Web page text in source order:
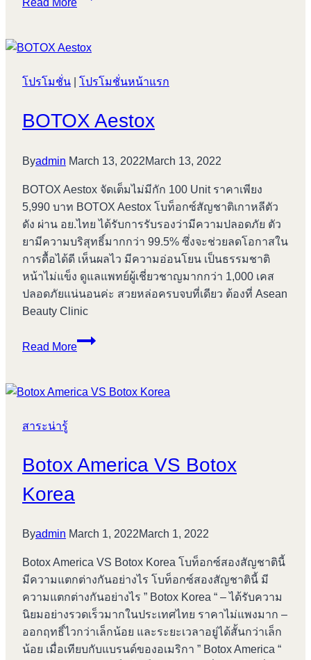
Read More
โปรโมชั่น โปรโมชั่นหน้าแรก
BOTOX Aestox
Byadmin March 13, 2022March 13, 2022
BOTOX Aestox จัดเต็มไม่มีกัก 100 Unit ราคาเพียง
5,990 บาท BOTOX Aestox โบท็อกซ์สัญชาติเกาหลีตัว
ดัง ผ่าน อย.ไทย ได้รับการรับรองว่ามีความปลอดภัย ตัว
ยามีความบริสุทธิ์มากกว่า 99.5% ซึ่งจะช่วยลดโอกาสใน
การดื้อได้ดี เห็นผลไว มีความอ่อนโยน เป็นธรรมชาติ
หน้าไม่แข็ง ดูแลแพทย์ผู้เชี่ยวชาญมากกว่า 1,000 เคส
ปลอดภัยแน่นอนค่ะ สวยหล่อครบจบที่เดียว ต้องที่ Asean
Beauty Clinic
Read More
BOTOX
สาระน่ารู้
Botox America VS Botox
Korea
Byadmin March 1, 2022March 1, 2022
Botox America VS Botox Korea โบท็อกซ์สองสัญชาตินี้
มีความแตกต่างกันอย่างไร โบท็อกซ์สองสัญชาตินี้ มี
ความแตกต่างกันอย่างไร ” Botox Korea “ – ได้รับความ
นิยมอย่างรวดเร็วมากในประเทศไทย ราคาไม่แพงมาก –
ออกฤทธิ์ไวกว่าเล็กน้อย และระยะเวลาอยู่ได้สั้นกว่าเล็ก
น้อย เมื่อเทียบกับแบรนด์ของอเมริกา ” Botox America “